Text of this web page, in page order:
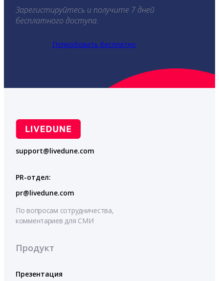
Зарегистируйтесь и получите 7 дней
бесплатного доступа.
Попробовать бесплатно
support@livedune.com
PR-отдел:
pr@livedune.com
По вопросам сотрудничества,
комментариев для СМИ
Продукт
Презентация